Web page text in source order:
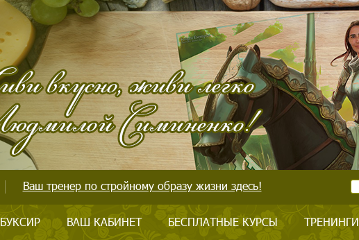
Ваш тренер по стройному образу жизни здесь!
БУКСИР ВАШ КАБИНЕТ БЕСПЛАТНЫЕ КУРСЫ ТРЕНИНГИ